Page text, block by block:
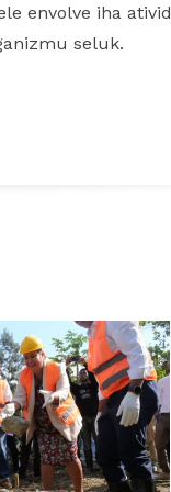
envolve iha
seluk.